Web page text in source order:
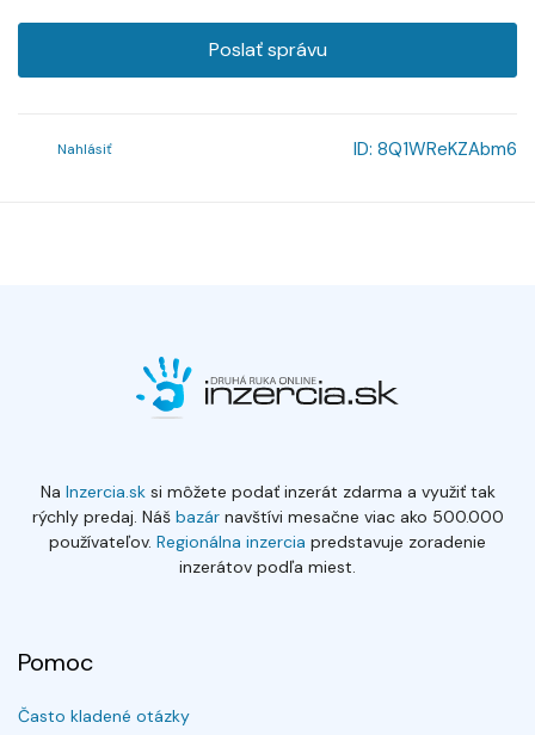
Poslať správu
Nahlásiť ID: 8Q1WReKZAbm6
Na Inzercia.sksi môžete podať inzerát zdarma a využiť tak
rýchly predaj. Náš bazárnavštívi mesačne viac ako 500.000
používateľov. Regionálna inzercia predstavuje zoradenie
inzerátov podľa miest.
Pomoc
Často kladené otázky